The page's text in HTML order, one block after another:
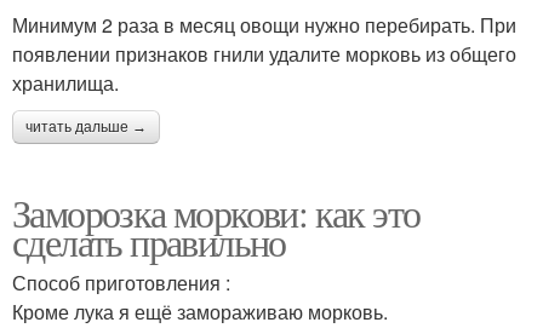
Минимум 2 раза в месяц овощи нужно перебирать. При
появлении признаков гнили удалите морковь из общего
хранилища.
читать дальше →
Заморозка моркови: как это
сделать правильно
Способ приготовления :
Кроме лука я ещё замораживаю морковь.